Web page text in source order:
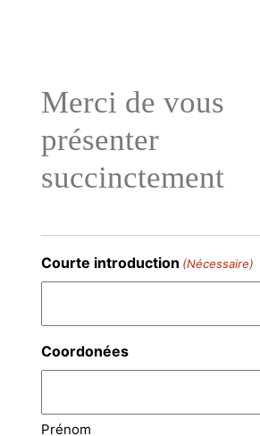
Merci de vous
présenter
succinctement
Courte introduction (Nécessaire)
Coordonées
Prénom